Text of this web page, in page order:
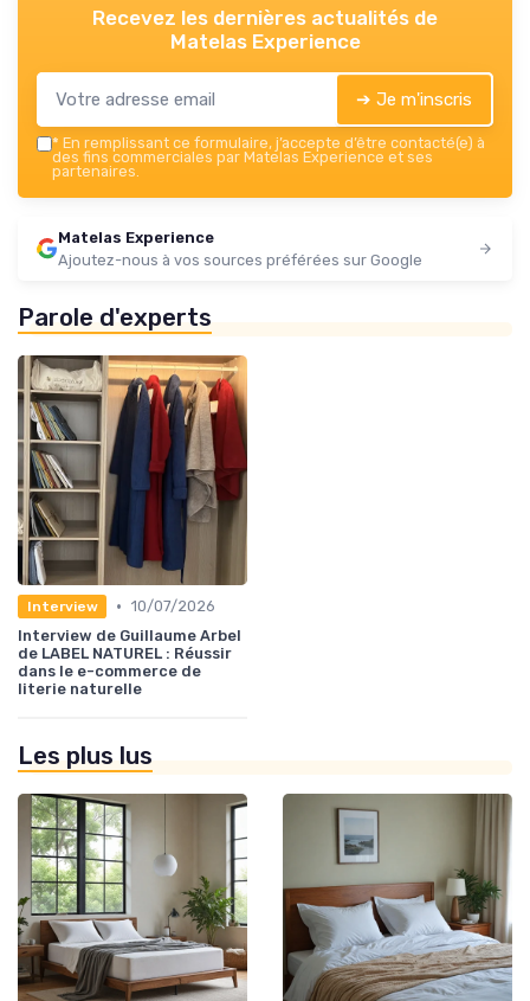
Recevez les dernières actualités de
Matelas Experience
➔ Je m'inscris
* En remplissant ce formulaire, j’accepte d’être contacté(e) à
des fins commerciales par Matelas Experience et ses
partenaires.
Matelas Experience
Ajoutez-nous à vos sources préférées sur Google
Parole d'experts
Interview • 10/07/2026
Interview de Guillaume Arbel
de LABEL NATUREL : Réussir
dans le e-commerce de
literie naturelle
Les plus lus